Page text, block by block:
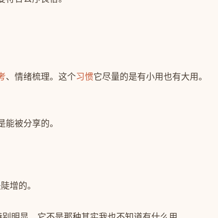
、情绪梳理。这个习惯它尽量的是有小用也有大用。
能被分享的。
增的。